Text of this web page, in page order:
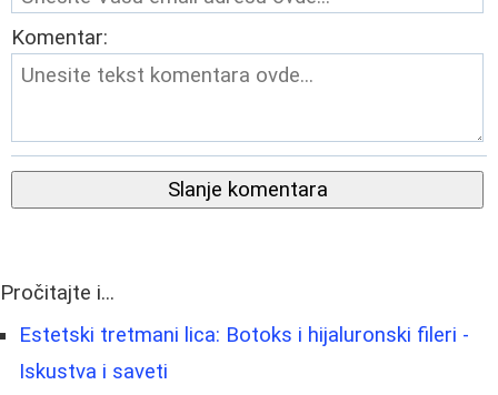
Komentar:
Slanje komentara
Pročitajte i...
Estetski tretmani lica: Botoks i hijaluronski fileri -
Iskustva i saveti